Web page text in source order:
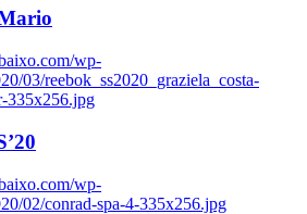
wp-
03/reebok_ss2020_graziela_costa-
335x256.jpg
wp-
02/conrad-spa-4-335x256.jpg